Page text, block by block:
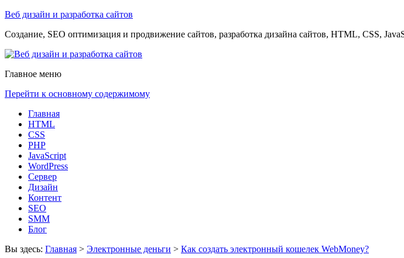
Веб дизайн и разработка сайтов
Создание, SEO оптимизация и продвижение сайтов, разработка дизайна сайтов, HTML, CSS,
Главное меню
Перейти к основному содержимому
Главная
HTML
CSS
PHP
JavaScript
WordPress
Сервер
Дизайн
Контент
SEO
SMM
Блог
Вы здесь: Главная > Электронные деньги > Как создать электронный кошелек WebMoney?